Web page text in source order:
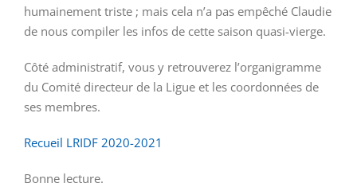
humainement triste ; mais cela n’a pas empêché Claudie
de nous compiler les infos de cette saison quasi-vierge.
Côté administratif, vous y retrouverez l’organigramme
du Comité directeur de la Ligue et les coordonnées de
ses membres.
Recueil LRIDF 2020-2021
Bonne lecture.